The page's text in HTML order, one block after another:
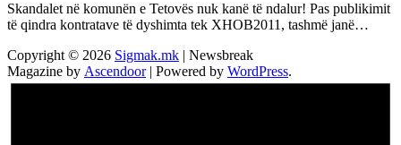
Skandalet në komunën e Tetovës nuk kanë të ndalur! Pas publikimit
të qindra kontratave të dyshimta tek XHOB2011, tashmë janë…
Copyright © 2026 Sigmak.mk | Newsbreak
Magazine by Ascendoor| Powered by WordPress.